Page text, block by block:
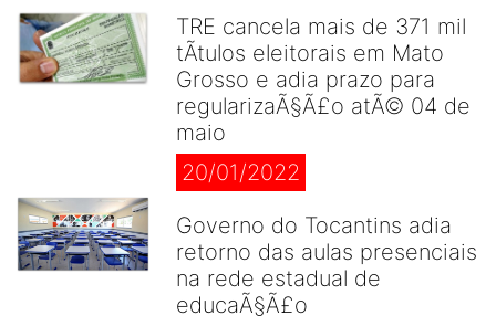
TRE cancela mais de 371 mil
tÃ­tulos eleitorais em Mato
Grosso e adia prazo para
regularizaÃ§Ã£o atÃ© 04 de
maio
20/01/2022
Governo do Tocantins adia
retorno das aulas presenciais
na rede estadual de
educaÃ§Ã£o